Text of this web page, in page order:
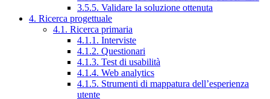
3.5.5. Validare la soluzione ottenuta
4. Ricerca progettuale
4.1. Ricerca primaria
4.1.1. Interviste
4.1.2. Questionari
4.1.3. Test di usabilità
4.1.4. Web analytics
4.1.5. Strumenti di mappatura dell’esperienza
utente